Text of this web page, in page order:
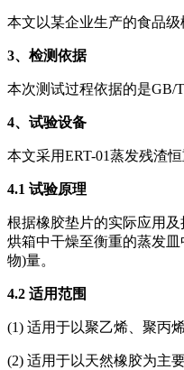
本文以某企业生产的食品级
3、检测依据
本次测试过程依据的是GB/
4、试验设备
本文采用ERT-01蒸发残渣
4.1 试验原理
根据橡胶垫片的实际应用
烘箱中干燥至衡重的蒸发
物)量。
4.2 适用范围
(1) 适用于以聚乙烯、聚丙
(2) 适用于以天然橡胶为主